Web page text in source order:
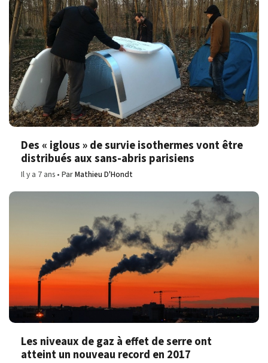
Des « iglous » de survie isothermes vont être
distribués aux sans-abris parisiens
Il y a 7 ans ParMathieu D'Hondt
Les niveaux de gaz à effet de serre ont
atteint un nouveau record en 2017